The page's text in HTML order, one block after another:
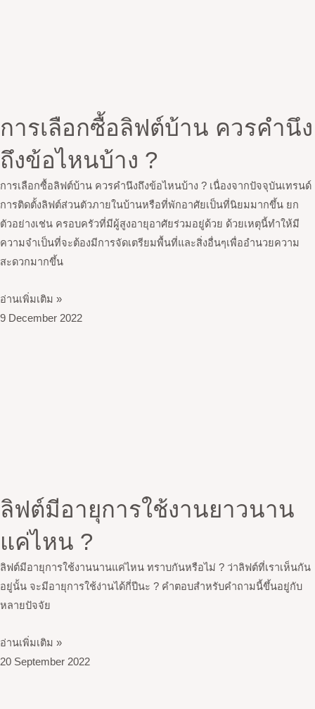
การเลือกซื้อลิฟต์บ้าน ควรคำนึง
ถึงข้อไหนบ้าง ?
การเลือกซื้อลิฟต์บ้าน ควรคำนึงถึงข้อไหนบ้าง ? เนื่องจากปัจจุบันเทรนด์
การติดตั้งลิฟต์ส่วนตัวภายในบ้านหรือที่พักอาศัยเป็นที่นิยมมากขึ้น ยก
ตัวอย่างเช่น ครอบครัวที่มีผู้สูงอายุอาศัยร่วมอยู่ด้วย ด้วยเหตุนี้ทำให้มี
ความจำเป็นที่จะต้องมีการจัดเตรียมพื้นที่และสิ่งอื่นๆเพื่ออำนวยความ
สะดวกมากขึ้น
อ่านเพิ่มเติม »
9 December 2022
ลิฟต์มีอายุการใช้งานยาวนาน
แค่ไหน ?
ลิฟต์มีอายุการใช้งานนานแค่ไหน ทราบกันหรือไม่ ? ว่าลิฟต์ที่เราเห็นกัน
อยู่นั้น จะมีอายุการใช้ง่านได้กี่ปีนะ ? คำตอบสำหรับคำถามนี้ขึ้นอยู่กับ
หลายปัจจัย
อ่านเพิ่มเติม »
20 September 2022